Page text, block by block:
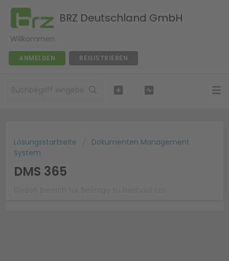
BRZ Deutschland GmbH
Willkommen
ANMELDEN REGISTRIEREN
Lösungsstartseite
Dokumenten Management
System
DMS 365